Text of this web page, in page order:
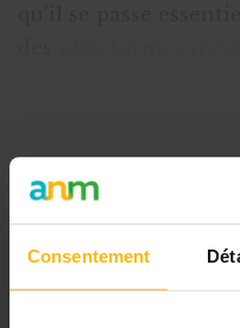
Consentement
Cet article
L’abonnement